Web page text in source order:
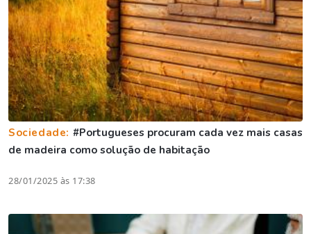
Sociedade: #Portugueses procuram cada vez mais casas
de madeira como solução de habitação
28/01/2025 às 17:38